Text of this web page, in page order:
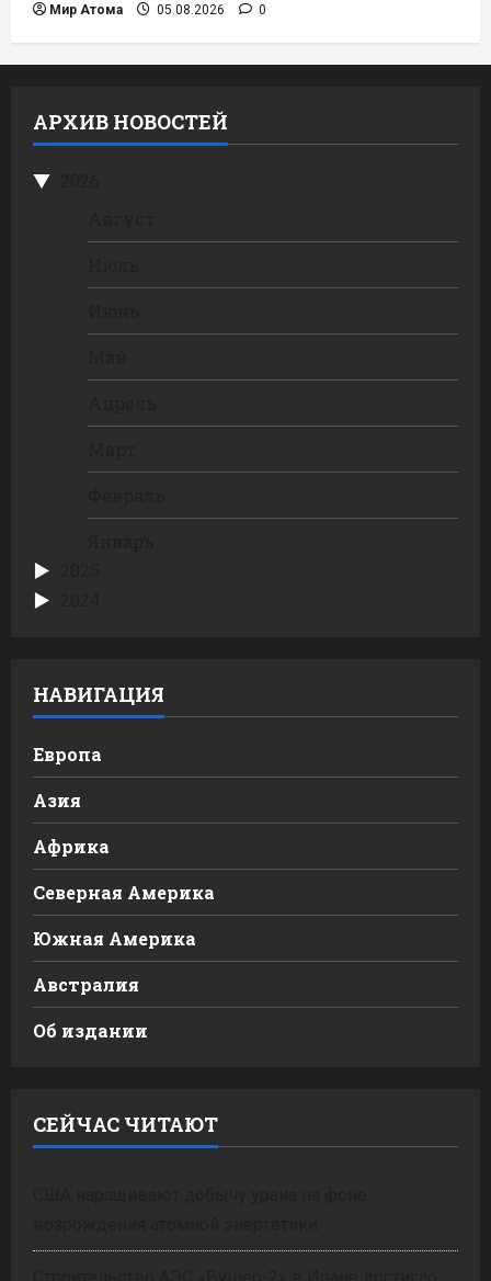
Мир Атома 05.08.2026 0
АРХИВ НОВОСТЕЙ
НАВИГАЦИЯ
Европа
Азия
Африка
Северная Америка
Южная Америка
Австралия
Об издании
СЕЙЧАС ЧИТАЮТ